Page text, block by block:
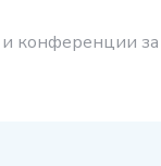
и конференции за